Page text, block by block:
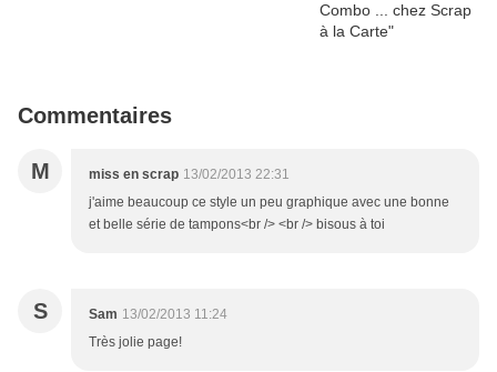
Commentaires
M miss en scrap 13/02/2013 22:31
j'aime beaucoup ce style un peu graphique avec une bonne
et belle série de tampons<br /> <br /> bisous à toi
S Sam 13/02/2013 11:24
Très jolie page!